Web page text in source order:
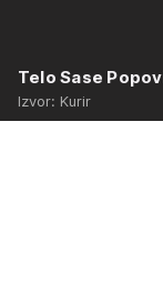
Telo Sase
Izvor: Kurir